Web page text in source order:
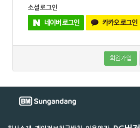
소셜로그인
회원가입